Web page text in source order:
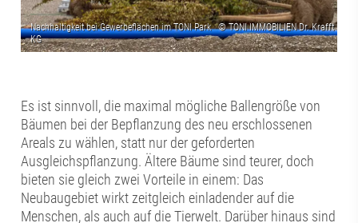
Es ist sinnvoll, die maximal mögliche Ballengröße von
Bäumen bei der Bepflanzung des neu erschlossenen
Areals zu wählen, statt nur der geforderten
Ausgleichspflanzung. Ältere Bäume sind teurer, doch
bieten sie gleich zwei Vorteile in einem: Das
Neubaugebiet wirkt zeitgleich einladender auf die
Menschen, als auch auf die Tierwelt. Darüber hinaus sind